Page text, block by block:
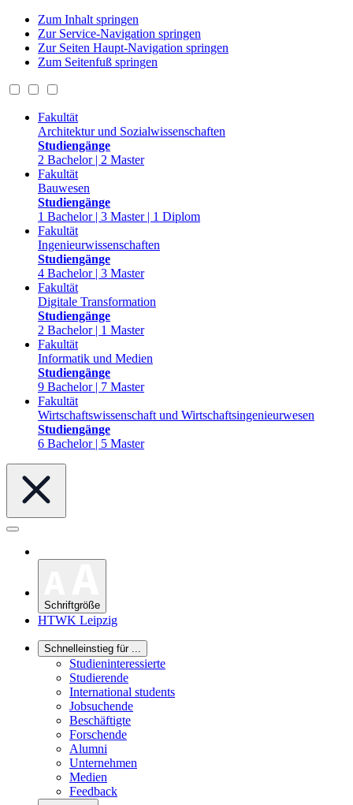
Zum Inhalt springen
Zur Service-Navigation springen
Zur Seiten Haupt-Navigation springen
Zum Seitenfuß springen
Fakultät
Architektur und Sozialwissenschaften
Studiengänge
2 Bachelor | 2 Master
Fakultät
Bauwesen
Studiengänge
1 Bachelor | 3 Master | 1 Diplom
Fakultät
Ingenieurwissenschaften
Studiengänge
4 Bachelor | 3 Master
Fakultät
Digitale Transformation
Studiengänge
2 Bachelor | 1 Master
Fakultät
Informatik und Medien
Studiengänge
9 Bachelor | 7 Master
Fakultät
Wirtschaftswissenschaft und Wirtschaftsingenieurwesen
Studiengänge
6 Bachelor | 5 Master
Schriftgröße
HTWK Leipzig
Schnelleinstieg für ...
Studieninteressierte
Studierende
International students
Jobsuchende
Beschäftigte
Forschende
Alumni
Unternehmen
Medien
Feedback